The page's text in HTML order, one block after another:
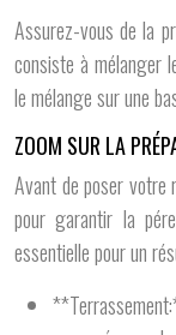
Assurez-vous de la
consiste à mélanger
le mélange sur une
ZOOM SUR LA
Avant de poser votre
pour garantir la
essentielle pour un